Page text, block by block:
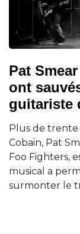
Pat
ont
guitariste
Plus de trente
Cobain, Pat
Foo Fighters,
musical a
surmonter le